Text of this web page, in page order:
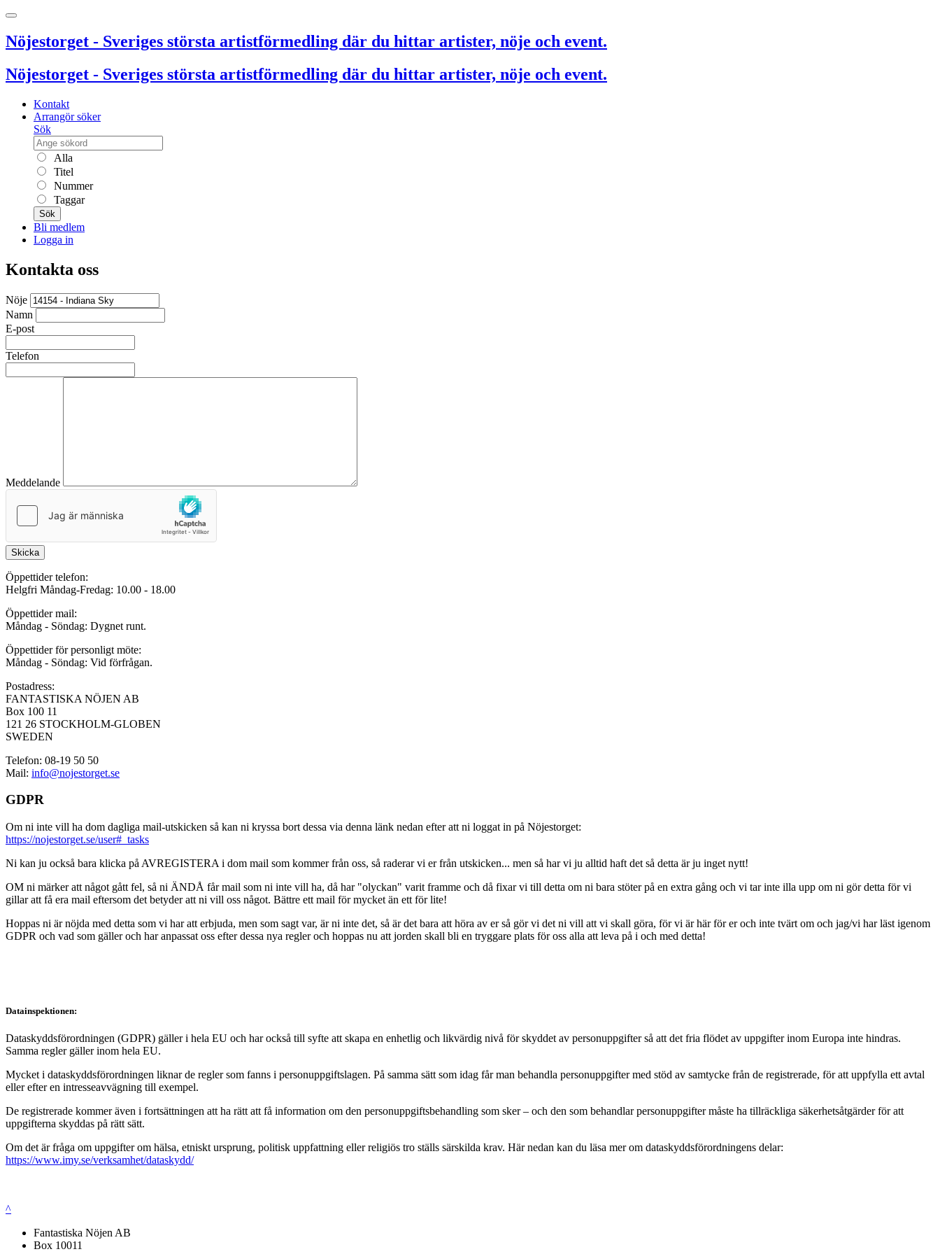
Nöjestorget - Sveriges största artistförmedling där du hittar artister, nöje och event.
Nöjestorget - Sveriges största artistförmedling där du hittar artister, nöje och event.
Kontakt
Arrangör söker
Sök
Alla
Titel
Nummer
Taggar
Sök
Bli medlem
Logga in
Kontakta oss
Nöje
Namn
E-post
Telefon
Meddelande
Skicka
Öppettider telefon:
Helgfri Måndag-Fredag: 10.00 - 18.00
Öppettider mail:
Måndag - Söndag: Dygnet runt.
Öppettider för personligt möte:
Måndag - Söndag: Vid förfrågan.
Postadress:
FANTASTISKA NÖJEN AB
Box 100 11
121 26 STOCKHOLM-GLOBEN
SWEDEN
Telefon: 08-19 50 50
Mail: info@nojestorget.se
GDPR
Om ni inte vill ha dom dagliga mail-utskicken så kan ni kryssa bort dessa via denna länk nedan efter att ni loggat in på Nöjestorget:
https://nojestorget.se/user#_tasks
Ni kan ju också bara klicka på AVREGISTERA i dom mail som kommer från oss, så raderar vi er från utskicken... men så har vi ju alltid haft det så detta är ju inget nytt!
OM ni märker att något gått fel, så ni ÄNDÅ får mail som ni inte vill ha, då har "olyckan" varit framme och då fixar vi till detta om ni bara stöter på en extra gång och vi tar inte illa upp om ni gör detta för vi
gillar att få era mail eftersom det betyder att ni vill oss något. Bättre ett mail för mycket än ett för lite!
Hoppas ni är nöjda med detta som vi har att erbjuda, men som sagt var, är ni inte det, så är det bara att höra av er så gör vi det ni vill att vi skall göra, för vi är här för er och inte tvärt om och jag/vi har läst igenom
GDPR och vad som gäller och har anpassat oss efter dessa nya regler och hoppas nu att jorden skall bli en tryggare plats för oss alla att leva på i och med detta!
Datainspektionen:
Dataskyddsförordningen (GDPR) gäller i hela EU och har också till syfte att skapa en enhetlig och likvärdig nivå för skyddet av personuppgifter så att det fria flödet av uppgifter inom Europa inte hindras.
Samma regler gäller inom hela EU.
Mycket i dataskyddsförordningen liknar de regler som fanns i personuppgiftslagen. På samma sätt som idag får man behandla personuppgifter med stöd av samtycke från de registrerade, för att uppfylla ett avtal
eller efter en intresseavvägning till exempel.
De registrerade kommer även i fortsättningen att ha rätt att få information om den personuppgiftsbehandling som sker – och den som behandlar personuppgifter måste ha tillräckliga säkerhetsåtgärder för att
uppgifterna skyddas på rätt sätt.
Om det är fråga om uppgifter om hälsa, etniskt ursprung, politisk uppfattning eller religiös tro ställs särskilda krav. Här nedan kan du läsa mer om dataskyddsförordningens delar:
https://www.imy.se/verksamhet/dataskydd/
^
Fantastiska Nöjen AB
Box 10011